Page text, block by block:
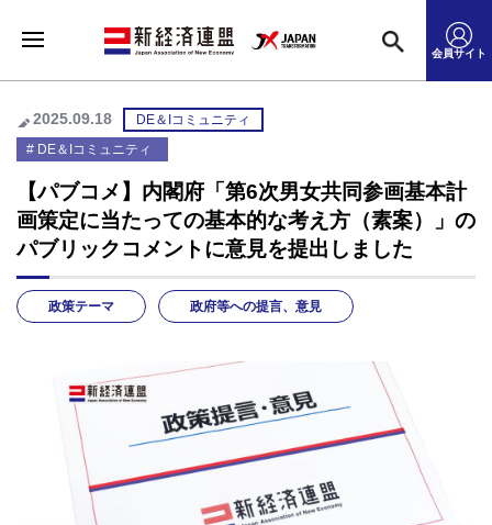
会員サイト
2025.09.18
DE＆Iコミュニティ
DE＆Iコミュニティ
【パブコメ】内閣府「第6次男女共同参画基本計
画策定に当たっての基本的な考え方（素案）」の
パブリックコメントに意見を提出しました
政策テーマ 政府等への提言、意見